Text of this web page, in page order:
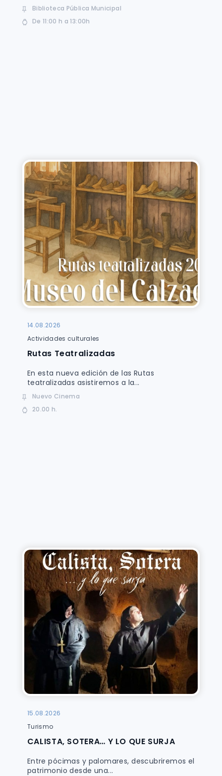
Biblioteca Pública Municipal
De 11:00 h a 13:00h
14.08.2026
Actividades culturales
Rutas Teatralizadas
En esta nueva edición de las Rutas
teatralizadas asistiremos a la...
Nuevo Cinema
20.00 h.
15.08.2026
Turismo
CALISTA, SOTERA… Y LO QUE SURJA
Entre pócimas y palomares, descubriremos el
patrimonio desde una...